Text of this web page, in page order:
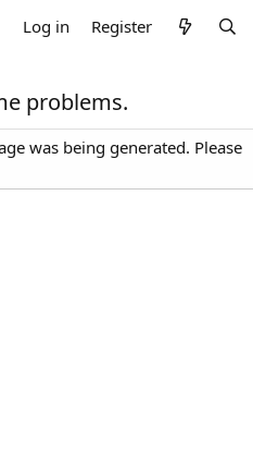
Log in Register
problems.
was being generated. Please